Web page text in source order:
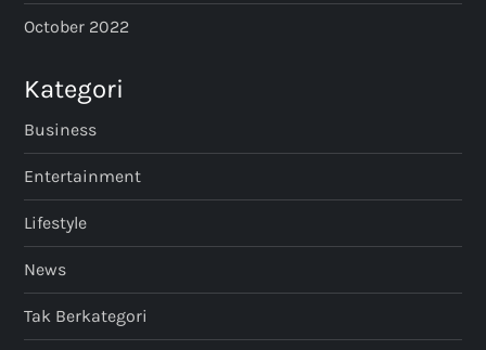
October 2022
Kategori
Business
Entertainment
Lifestyle
News
Tak Berkategori